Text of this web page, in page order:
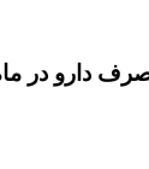
دارو در